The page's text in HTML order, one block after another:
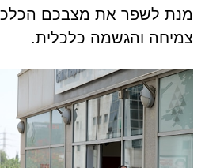
מנת לשפר את מצבכם
צמיחה והגשמה כלכלית.